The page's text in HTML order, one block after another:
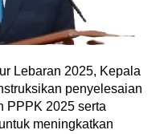
Lebaran 2025, Kepala
penyelesaian
PPPK 2025 serta
meningkatkan